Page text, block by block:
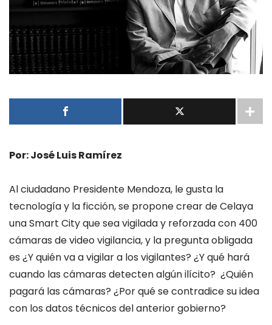
Por: José Luis Ramírez
Al ciudadano Presidente Mendoza, le gusta la
tecnología y la ficción, se propone crear de Celaya
una Smart City que sea vigilada y reforzada con 400
cámaras de video vigilancia, y la pregunta obligada
es ¿Y quién va a vigilar a los vigilantes? ¿Y qué hará
cuando las cámaras detecten algún ilícito? ¿Quién
pagará las cámaras? ¿Por qué se contradice su idea
con los datos técnicos del anterior gobierno?